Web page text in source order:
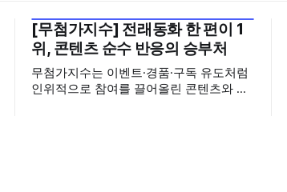
2026년 7월 5주
[무첨가지수] 전래동화 한 편이 1
위, 콘텐츠 순수 반응의 승부처
무첨가지수는 이벤트·경품·구독 유도처럼
인위적으로 참여를 끌어올린 콘텐츠와 라